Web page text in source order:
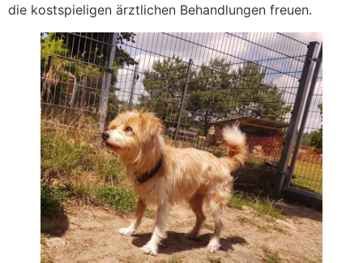
die kostspieligen ärztlichen Behandlungen freuen.